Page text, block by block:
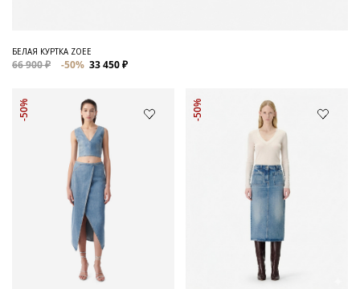
БЕЛАЯ КУРТКА ZOEE
66 900 ₽ -50% 33 450 ₽
-50% -50%